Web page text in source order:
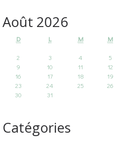
Août 2026
D L M M
2
3 4 5
9
10 11 12
16
17 18 19
23
24 25 26
30
31
Catégories